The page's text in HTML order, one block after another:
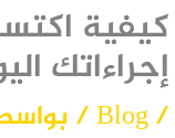
كيفية
إجراءاتك
/
Blog
/